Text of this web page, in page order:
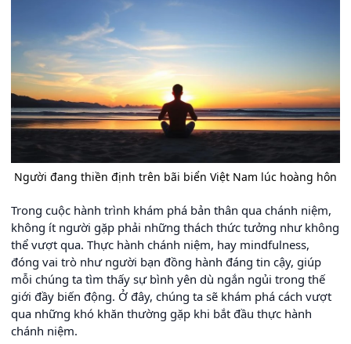
Người đang thiền định trên bãi biển Việt Nam lúc hoàng hôn
Trong cuộc hành trình khám phá bản thân qua chánh niệm,
không ít người gặp phải những thách thức tưởng như không
thể vượt qua. Thực hành chánh niệm, hay mindfulness,
đóng vai trò như người bạn đồng hành đáng tin cậy, giúp
mỗi chúng ta tìm thấy sự bình yên dù ngắn ngủi trong thế
giới đầy biến động. Ở đây, chúng ta sẽ khám phá cách vượt
qua những khó khăn thường gặp khi bắt đầu thực hành
chánh niệm.